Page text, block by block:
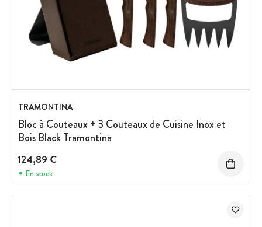
TRAMONTINA
Bloc à Couteaux + 3 Couteaux de Cuisine Inox et
Bois Black Tramontina
124,89 €
En stock